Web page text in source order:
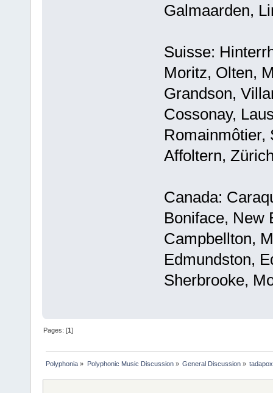
Galmaarden,
Suisse:
Moritz, Olten,
Grandson,
Cossonay,
Romainmôtier,
Affoltern,
Canada:
Boniface, New
Campbellton,
Edmundston,
Sherbrooke,
Pages: [1]
Polyphonia » Polyphonic Music Discussion» General Discussion»